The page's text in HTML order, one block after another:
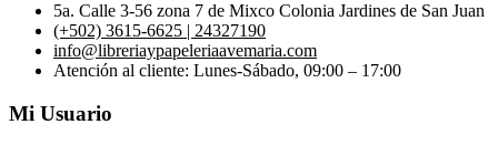
5a. Calle 3-56 zona 7 de Mixco Colonia Jardines de San Juan
(+502) 3615-6625 | 24327190
info@libreriaypapeleriaavemaria.com
Atención al cliente: Lunes-Sábado, 09:00 – 17:00
Mi Usuario